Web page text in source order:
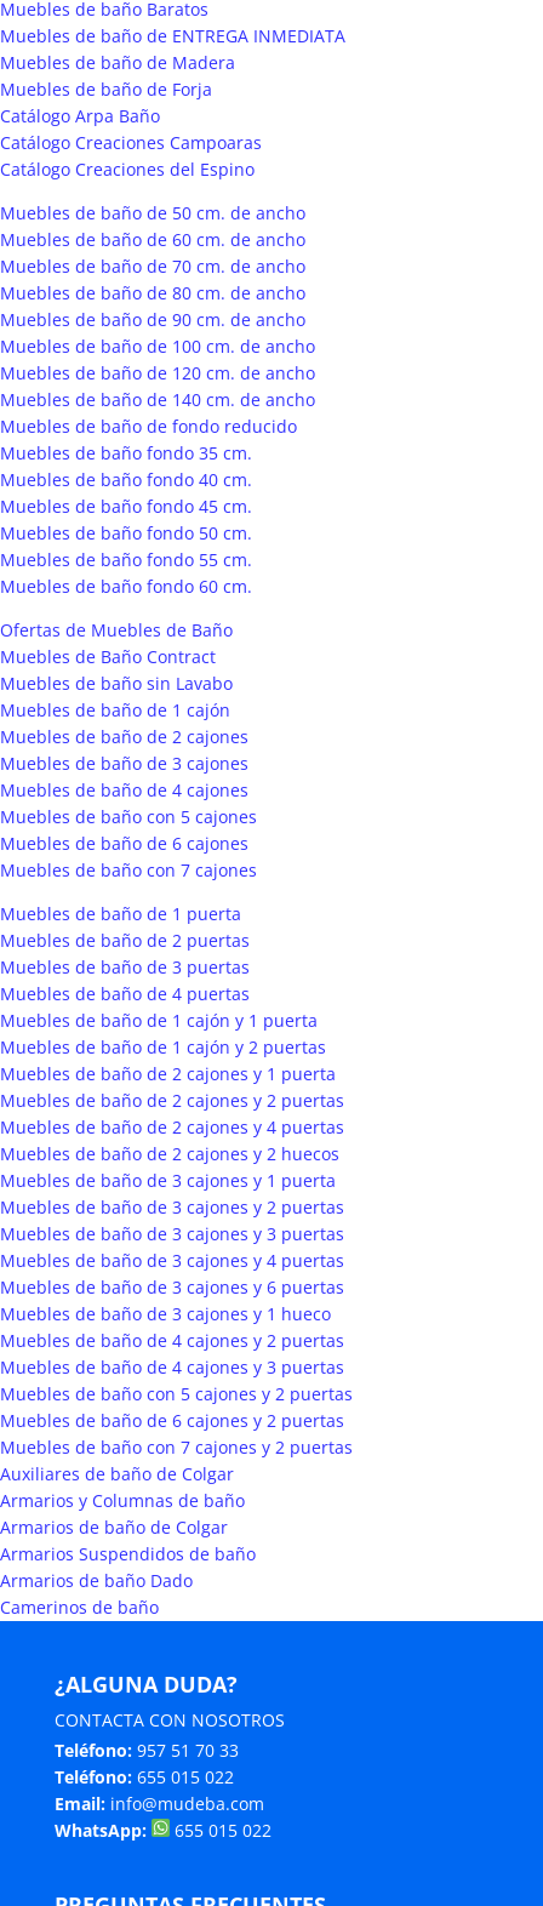
Muebles de baño Baratos
Muebles de baño de ENTREGA INMEDIATA
Muebles de baño de Madera
Muebles de baño de Forja
Catálogo Arpa Baño
Catálogo Creaciones Campoaras
Catálogo Creaciones del Espino
Muebles de baño de 50 cm. de ancho
Muebles de baño de 60 cm. de ancho
Muebles de baño de 70 cm. de ancho
Muebles de baño de 80 cm. de ancho
Muebles de baño de 90 cm. de ancho
Muebles de baño de 100 cm. de ancho
Muebles de baño de 120 cm. de ancho
Muebles de baño de 140 cm. de ancho
Muebles de baño de fondo reducido
Muebles de baño fondo 35 cm.
Muebles de baño fondo 40 cm.
Muebles de baño fondo 45 cm.
Muebles de baño fondo 50 cm.
Muebles de baño fondo 55 cm.
Muebles de baño fondo 60 cm.
Ofertas de Muebles de Baño
Muebles de Baño Contract
Muebles de baño sin Lavabo
Muebles de baño de 1 cajón
Muebles de baño de 2 cajones
Muebles de baño de 3 cajones
Muebles de baño de 4 cajones
Muebles de baño con 5 cajones
Muebles de baño de 6 cajones
Muebles de baño con 7 cajones
Muebles de baño de 1 puerta
Muebles de baño de 2 puertas
Muebles de baño de 3 puertas
Muebles de baño de 4 puertas
Muebles de baño de 1 cajón y 1 puerta
Muebles de baño de 1 cajón y 2 puertas
Muebles de baño de 2 cajones y 1 puerta
Muebles de baño de 2 cajones y 2 puertas
Muebles de baño de 2 cajones y 4 puertas
Muebles de baño de 2 cajones y 2 huecos
Muebles de baño de 3 cajones y 1 puerta
Muebles de baño de 3 cajones y 2 puertas
Muebles de baño de 3 cajones y 3 puertas
Muebles de baño de 3 cajones y 4 puertas
Muebles de baño de 3 cajones y 6 puertas
Muebles de baño de 3 cajones y 1 hueco
Muebles de baño de 4 cajones y 2 puertas
Muebles de baño de 4 cajones y 3 puertas
Muebles de baño con 5 cajones y 2 puertas
Muebles de baño de 6 cajones y 2 puertas
Muebles de baño con 7 cajones y 2 puertas
Auxiliares de baño de Colgar
Armarios y Columnas de baño
Armarios de baño de Colgar
Armarios Suspendidos de baño
Armarios de baño Dado
Camerinos de baño
¿ALGUNA DUDA?
CONTACTA CON NOSOTROS
Teléfono: 957 51 70 33
Teléfono: 655 015 022
Email: info@mudeba.com
WhatsApp:
655 015 022